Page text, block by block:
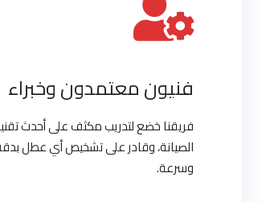
فنيون معتمدون وخبراء
فريقنا خضع لتدريب مكثف على أحدث
الصيانة، وقادر على تشخيص أي عطل
وسرعة.